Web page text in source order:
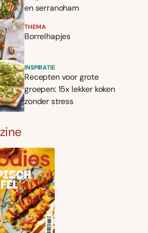
en serranoham
THEMA
Borrelhapjes
INSPIRATIE
Recepten voor grote
groepen: 15x lekker koken
zonder stress